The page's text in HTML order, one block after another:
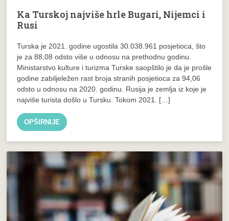
Ka Turskoj najviše hrle Bugari, Nijemci i
Rusi
Turska je 2021. godine ugostila 30.038.961 posjetioca, što
je za 88,08 odsto više u odnosu na prethodnu godinu.
Ministarstvo kulture i turizma Turske saopštilo je da je prošle
godine zabiljeležen rast broja stranih posjetioca za 94,06
odsto u odnosu na 2020. godinu. Rusija je zemlja iz koje je
najviše turista došlo u Tursku. Tokom 2021. […]
OPŠIRNIJE